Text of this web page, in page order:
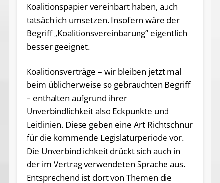
Koalitionspapier vereinbart haben, auch
tatsächlich umsetzen. Insofern wäre der
Begriff „Koalitionsvereinbarung” eigentlich
besser geeignet.
Koalitionsverträge – wir bleiben jetzt mal
beim üblicherweise so gebrauchten Begriff
– enthalten aufgrund ihrer
Unverbindlichkeit also Eckpunkte und
Leitlinien. Diese geben eine Art Richtschnur
für die kommende Legislaturperiode vor.
Die Unverbindlichkeit drückt sich auch in
der im Vertrag verwendeten Sprache aus.
Entsprechend ist dort von Themen die